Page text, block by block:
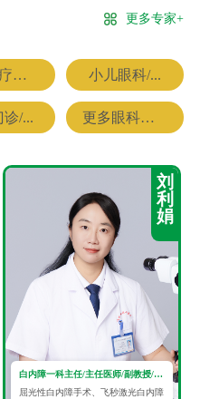
更多专家+
近视诊疗专科 小儿眼科/...
诊/... 更多眼科专家
刘
利
娟
白内障一科主任/主任医师/副教授/眼科学硕士
屈光性白内障手术、飞秒激光白内障